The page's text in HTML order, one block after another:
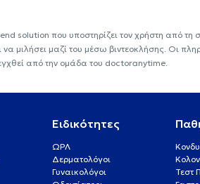
solution που υποστηρίζει τον χρήστη από τη
μιλήσει μαζί του μέσω βιντεοκλήσης. Οι
από την ομάδα του doctoranytime.
Ειδικότητες
ΩΡΛ
Δερματολόγοι
Γυναικολόγοι
Τεστ